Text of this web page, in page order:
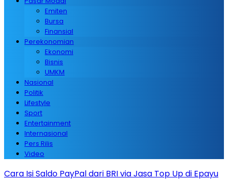
Emiten
Bursa
Finansial
Perekonomian
Ekonomi
Bisnis
UMKM
Nasional
Politik
Lifestyle
Sport
Entertainment
Internasional
Pers Rilis
Video
Cara Isi Saldo PayPal dari BRI via Jasa Top Up di Epayu